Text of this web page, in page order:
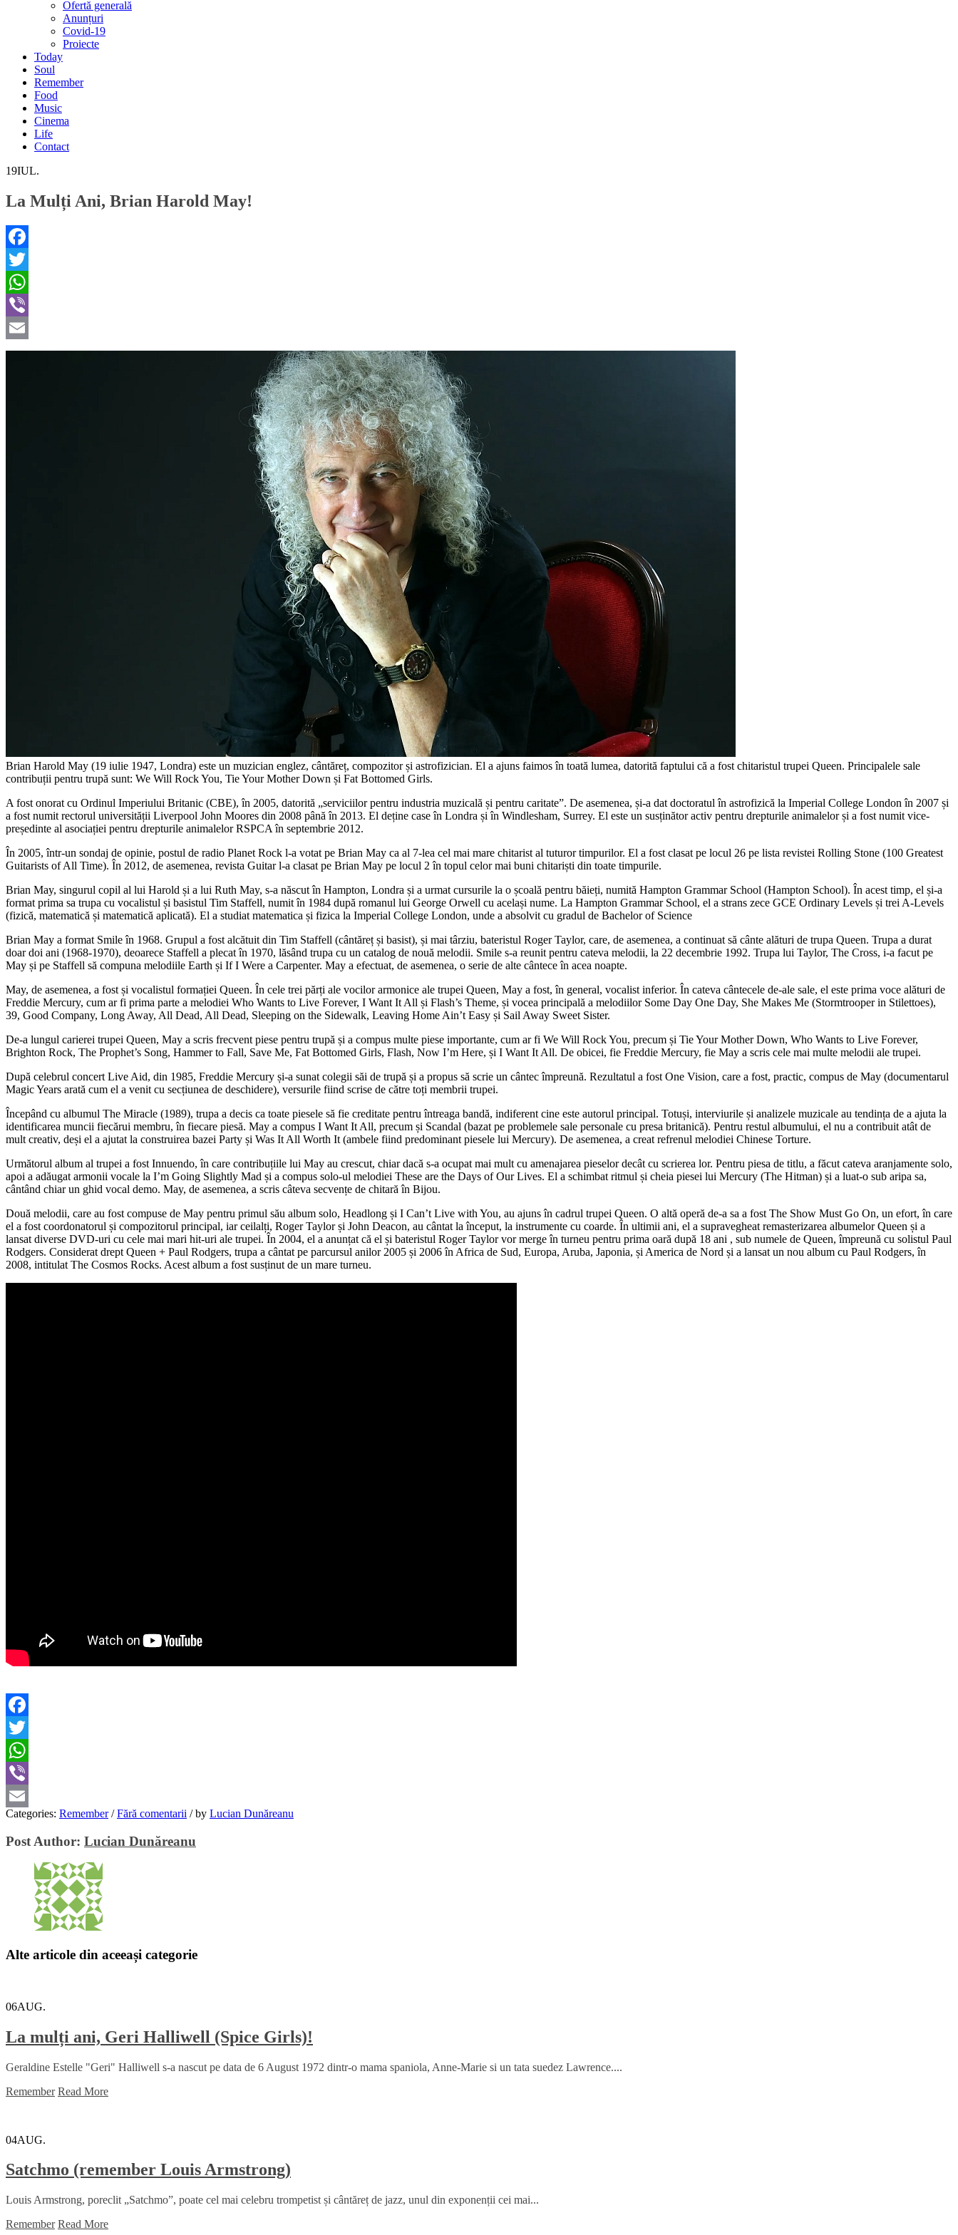
Ofertă generală
Anunțuri
Covid-19
Proiecte
Today
Soul
Remember
Food
Music
Cinema
Life
Contact
19IUL.
La Mulți Ani, Brian Harold May!
Facebook
Twitter
WhatsApp
Viber
Email
Brian Harold May (19 iulie 1947, Londra) este un muzician englez, cântăreț, compozitor și astrofizician. El a ajuns faimos în toată lumea, datorită faptului că a fost chitaristul trupei Queen. Principalele sale
contribuții pentru trupă sunt: We Will Rock You, Tie Your Mother Down și Fat Bottomed Girls.
A fost onorat cu Ordinul Imperiului Britanic (CBE), în 2005, datorită „serviciilor pentru industria muzicală și pentru caritate”. De asemenea, și-a dat doctoratul în astrofizică la Imperial College London în 2007 și
a fost numit rectorul universității Liverpool John Moores din 2008 până în 2013. El deține case în Londra și în Windlesham, Surrey. El este un susținător activ pentru drepturile animalelor și a fost numit vice-
președinte al asociației pentru drepturile animalelor RSPCA în septembrie 2012.
În 2005, într-un sondaj de opinie, postul de radio Planet Rock l-a votat pe Brian May ca al 7-lea cel mai mare chitarist al tuturor timpurilor. El a fost clasat pe locul 26 pe lista revistei Rolling Stone (100 Greatest
Guitarists of All Time). În 2012, de asemenea, revista Guitar l-a clasat pe Brian May pe locul 2 în topul celor mai buni chitariști din toate timpurile.
Brian May, singurul copil al lui Harold și a lui Ruth May, s-a născut în Hampton, Londra și a urmat cursurile la o școală pentru băieți, numită Hampton Grammar School (Hampton School). În acest timp, el și-a
format prima sa trupa cu vocalistul și basistul Tim Staffell, numit în 1984 după romanul lui George Orwell cu același nume. La Hampton Grammar School, el a strans zece GCE Ordinary Levels și trei A-Levels
(fizică, matematică și matematică aplicată). El a studiat matematica și fizica la Imperial College London, unde a absolvit cu gradul de Bachelor of Science
Brian May a format Smile în 1968. Grupul a fost alcătuit din Tim Staffell (cântăreț și basist), și mai târziu, bateristul Roger Taylor, care, de asemenea, a continuat să cânte alături de trupa Queen. Trupa a durat
doar doi ani (1968-1970), deoarece Staffell a plecat în 1970, lăsând trupa cu un catalog de nouă melodii. Smile s-a reunit pentru cateva melodii, la 22 decembrie 1992. Trupa lui Taylor, The Cross, i-a facut pe
May și pe Staffell să compuna melodiile Earth și If I Were a Carpenter. May a efectuat, de asemenea, o serie de alte cântece în acea noapte.
May, de asemenea, a fost și vocalistul formației Queen. În cele trei părți ale vocilor armonice ale trupei Queen, May a fost, în general, vocalist inferior. În cateva cântecele de-ale sale, el este prima voce alături de
Freddie Mercury, cum ar fi prima parte a melodiei Who Wants to Live Forever, I Want It All și Flash’s Theme, și vocea principală a melodiilor Some Day One Day, She Makes Me (Stormtrooper in Stilettoes),
39, Good Company, Long Away, All Dead, All Dead, Sleeping on the Sidewalk, Leaving Home Ain’t Easy și Sail Away Sweet Sister.
De-a lungul carierei trupei Queen, May a scris frecvent piese pentru trupă și a compus multe piese importante, cum ar fi We Will Rock You, precum și Tie Your Mother Down, Who Wants to Live Forever,
Brighton Rock, The Prophet’s Song, Hammer to Fall, Save Me, Fat Bottomed Girls, Flash, Now I’m Here, și I Want It All. De obicei, fie Freddie Mercury, fie May a scris cele mai multe melodii ale trupei.
După celebrul concert Live Aid, din 1985, Freddie Mercury și-a sunat colegii săi de trupă și a propus să scrie un cântec împreună. Rezultatul a fost One Vision, care a fost, practic, compus de May (documentarul
Magic Years arată cum el a venit cu secțiunea de deschidere), versurile fiind scrise de către toți membrii trupei.
Începând cu albumul The Miracle (1989), trupa a decis ca toate piesele să fie creditate pentru întreaga bandă, indiferent cine este autorul principal. Totuși, interviurile și analizele muzicale au tendința de a ajuta la
identificarea muncii fiecărui membru, în fiecare piesă. May a compus I Want It All, precum și Scandal (bazat pe problemele sale personale cu presa britanică). Pentru restul albumului, el nu a contribuit atât de
mult creativ, deși el a ajutat la construirea bazei Party și Was It All Worth It (ambele fiind predominant piesele lui Mercury). De asemenea, a creat refrenul melodiei Chinese Torture.
Următorul album al trupei a fost Innuendo, în care contribuțiile lui May au crescut, chiar dacă s-a ocupat mai mult cu amenajarea pieselor decât cu scrierea lor. Pentru piesa de titlu, a făcut cateva aranjamente solo,
apoi a adăugat armonii vocale la I’m Going Slightly Mad și a compus solo-ul melodiei These are the Days of Our Lives. El a schimbat ritmul și cheia piesei lui Mercury (The Hitman) și a luat-o sub aripa sa,
cântând chiar un ghid vocal demo. May, de asemenea, a scris câteva secvențe de chitară în Bijou.
Două melodii, care au fost compuse de May pentru primul său album solo, Headlong și I Can’t Live with You, au ajuns în cadrul trupei Queen. O altă operă de-a sa a fost The Show Must Go On, un efort, în care
el a fost coordonatorul și compozitorul principal, iar ceilalți, Roger Taylor și John Deacon, au cântat la început, la instrumente cu coarde. În ultimii ani, el a supravegheat remasterizarea albumelor Queen și a
lansat diverse DVD-uri cu cele mai mari hit-uri ale trupei. În 2004, el a anunțat că el și bateristul Roger Taylor vor merge în turneu pentru prima oară după 18 ani , sub numele de Queen, împreună cu solistul Paul
Rodgers. Considerat drept Queen + Paul Rodgers, trupa a cântat pe parcursul anilor 2005 și 2006 în Africa de Sud, Europa, Aruba, Japonia, și America de Nord și a lansat un nou album cu Paul Rodgers, în
2008, intitulat The Cosmos Rocks. Acest album a fost susținut de un mare turneu.
Facebook
Twitter
WhatsApp
Viber
Email
Categories: Remember / Fără comentarii /by Lucian Dunăreanu
Post Author: Lucian Dunăreanu
Alte articole din aceeași categorie
06AUG.
La mulți ani, Geri Halliwell (Spice Girls)!
Geraldine Estelle "Geri" Halliwell s-a nascut pe data de 6 August 1972 dintr-o mama spaniola, Anne-Marie si un tata suedez Lawrence....
Remember Read More
04AUG.
Satchmo (remember Louis Armstrong)
Louis Armstrong, poreclit „Satchmo”, poate cel mai celebru trompetist și cântăreț de jazz, unul din exponenții cei mai...
Remember Read More